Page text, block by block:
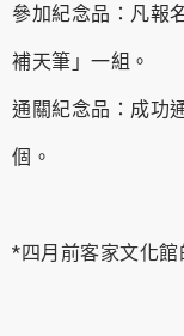
參加紀念品：凡報
補天筆」一組。
通關紀念品：成功
個。
*四月前客家文化館